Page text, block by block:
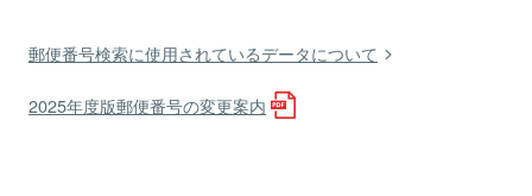
郵便番号検索に使用されているデータについて
2025年度版郵便番号の変更案内